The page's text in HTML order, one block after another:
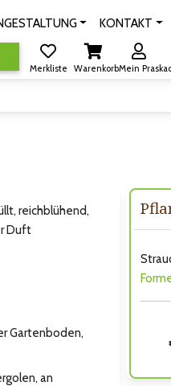
KONTAKT
Merkliste WarenkorbMein
reichblühend,
Duft
Gartenboden,
an